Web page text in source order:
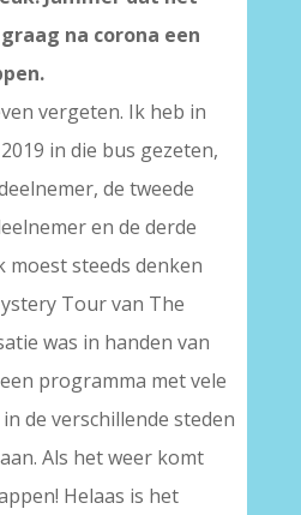
na corona een
vergeten. Ik heb in
in die bus gezeten,
de tweede
en de derde
moest steeds denken
Tour van The
was in handen van
programma met vele
de verschillende steden
Als het weer komt
Helaas is het